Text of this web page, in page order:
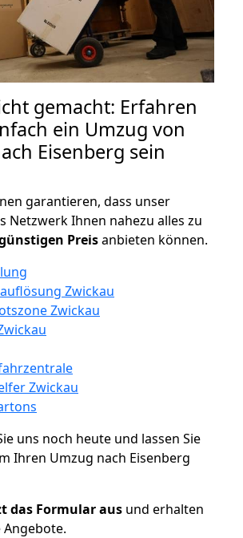
gemacht: Erfahren
ein Umzug von
Eisenberg sein
garantieren, dass unser
Netzwerk Ihnen nahezu alles zu
Preisanbieten können.
Zwickau
Zwickau
Zwickau
uns noch heute und lassen Sie
Ihren Umzug nach Eisenberg
das Formular aus und erhalten
Angebote.